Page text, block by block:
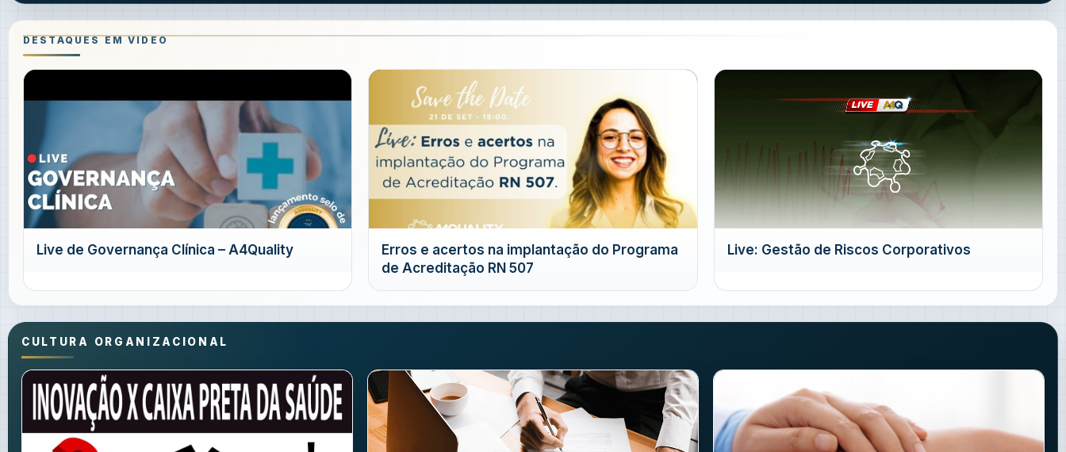
DESTAQUES EM VIDEO
Live de Governança Clínica – A4Quality
Erros e acertos na implantação do Programa
de Acreditação RN 507
Live: Gestão de Riscos Corporativos
CULTURA ORGANIZACIONAL